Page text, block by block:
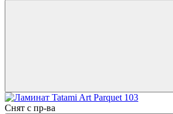
Снят с пр-ва